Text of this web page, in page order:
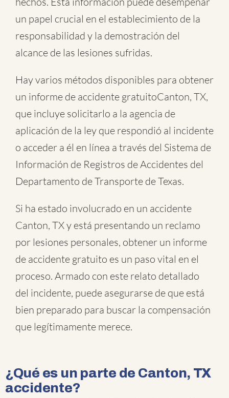
un papel crucial en el establecimiento de la
responsabilidad y la demostración del
alcance de las lesiones sufridas.
Hay varios métodos disponibles para obtener
un informe de accidente gratuitoCanton, TX,
que incluye solicitarlo a la agencia de
aplicación de la ley que respondió al incidente
o acceder a él en línea a través del Sistema de
Información de Registros de Accidentes del
Departamento de Transporte de Texas.
Si ha estado involucrado en un accidente
Canton, TX y está presentando un reclamo
por lesiones personales, obtener un informe
de accidente gratuito es un paso vital en el
proceso. Armado con este relato detallado
del incidente, puede asegurarse de que está
bien preparado para buscar la compensación
que legítimamente merece.
¿Qué es un parte de Canton, TX
accidente?